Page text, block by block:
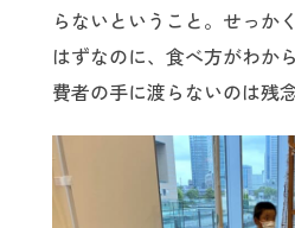
らないということ。せっか
はずなのに、食べ方がわか
費者の手に渡らないのは残